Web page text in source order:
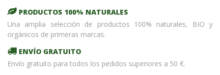
PRODUCTOS 100% NATURALES
Una amplia selección de productos 100% naturales, BIO y
orgánicos de primeras marcas.
ENVÍO GRATUITO
Envío gratuito para todos los pedidos superiores a 50 €.